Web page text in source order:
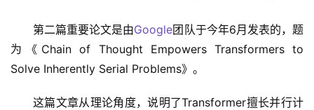
第二篇重要论文是由Google团队于今年6月发表的，题
为《Chain of Thought Empowers Transformers to
Solve Inherently Serial Problems》。
这篇文章从理论角度，说明了Transformer擅长并行计